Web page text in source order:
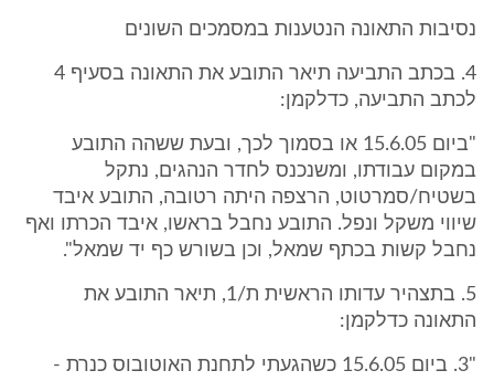
נסיבות התאונה הנטענות במסמכים השונים
4. בכתב התביעה תיאר התובע את התאונה בסעיף 4
לכתב התביעה, כדלקמן:
"ביום 15.6.05 או בסמוך לכך, ובעת ששהה התובע
במקום עבודתו, ומשנכנס לחדר הנהגים, נתקל
בשטיח/סמרטוט, הרצפה היתה רטובה, התובע איבד
שיווי משקל ונפל. התובע נחבל בראשו, איבד הכרתו ואף
נחבל קשות בכתף שמאל, וכן בשורש כף יד שמאל".
5. בתצהיר עדותו הראשית ת/1, תיאר התובע את
התאונה כדלקמן:
"3. ביום 15.6.05 כשהגעתי לתחנת האוטובוס כנרת -